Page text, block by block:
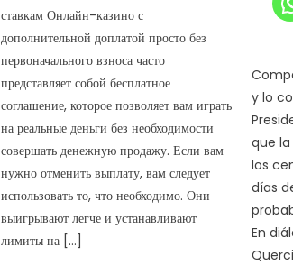
ставкам Онлайн-казино с
дополнительной доплатой просто без
первоначального взноса часто
представляет собой бесплатное
соглашение, которое позволяет вам играть
на реальные деньги без необходимости
совершать денежную продажу. Если вам
нужно отменить выплату, вам следует
использовать то, что необходимо. Они
выигрывают легче и устанавливают
лимиты на […]
y lo
que
los
días
En